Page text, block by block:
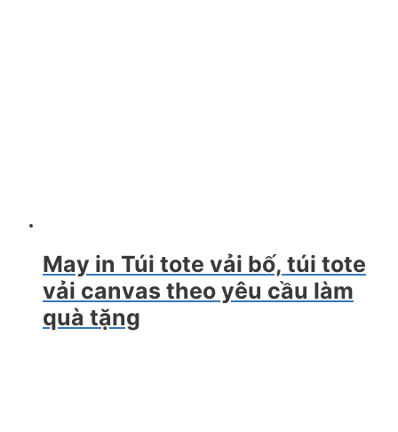
May in Túi tote vải bố, túi tote
vải canvas theo yêu cầu làm
quà tặng